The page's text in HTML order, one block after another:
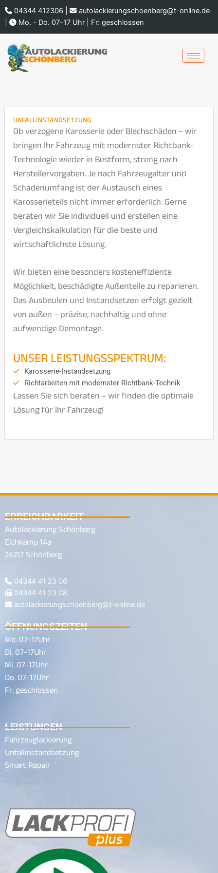
Zum
Inhalt
springen
04344 412306
autolackierungschoenberg@t-online.de
Mo. - Do. 07-17 Uhr | Fr: geschlossen
UNFALLINSTANDSETZUNG
Ob verzogene Karosserie oder Blechschäden – wir
bringen Ihr Fahrzeug mit modernster Richtbank-
Technologie wieder in Bestform, streng nach
Herstellervorgaben. Je nach Fahrzeugalter und
Schadenumfang ist der Austausch eines
Karosserieteils nicht immer erforderlich. Gerne
beraten wir Sie individuell und erstellen eine
Vergleichskalkulation für die beste und
wirtschaftlichste Lösung.
Wir bieten eine besonders kosteneffiziente
Möglichkeit, beschädigte Außenteile zu reparieren.
Das Ausbeulen und Instandsetzen erfolgt gezielt
von außen – präzise, nachhaltig und ohne
aufwendige Demontage.
UNSER LEISTUNGSSPEKTRUM:
Karosserie-Instandsetzung
Richtarbeiten mit modernster Richtbank-Technik
Lassen Sie sich beraten – wir finden die optimale
Lösung für Ihr Fahrzeug!
ERREICHBARKEIT
Autolackierung Schönberg
Eichkamp 14a
24217 Schönberg
04344 41 23 06
04344 41 23 08
autolackierungschoenberg@t-online.de
ÖFFNUNGSZEITEN
Mo. 07-17Uhr
Di. 07-17Uhr
Mi. 07-17Uhr
Do. 07-17Uhr
Fr: geschlossen
LEISTUNGEN
Fahrzeuglackierung
Unfallinstandsetzung
Smart Repair